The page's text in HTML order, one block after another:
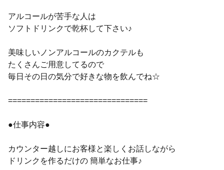
アルコールが苦手な人は
ソフトドリンクで乾杯して下さい♪
美味しいノンアルコールのカクテルも
たくさんご用意してるので
毎日その日の気分で好きな物を飲んでね☆
===============================
●仕事内容●
カウンター越しにお客様と楽しくお話しながら
ドリンクを作るだけの 簡単なお仕事♪